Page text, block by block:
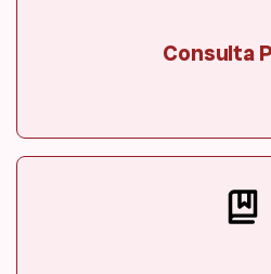
Consulta